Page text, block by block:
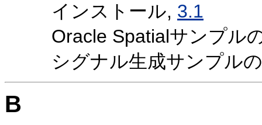
インストール, 3.1
Oracle Spatialサンプル
シグナル生成サンプル
B